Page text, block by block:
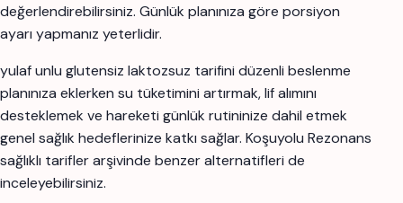
değerlendirebilirsiniz. Günlük planınıza göre porsiyon
ayarı yapmanız yeterlidir.
yulaf unlu glutensiz laktozsuz tarifini düzenli beslenme
planınıza eklerken su tüketimini artırmak, lif alımını
desteklemek ve hareketi günlük rutininize dahil etmek
genel sağlık hedeflerinize katkı sağlar. Koşuyolu Rezonans
sağlıklı tarifler arşivinde benzer alternatifleri de
inceleyebilirsiniz.